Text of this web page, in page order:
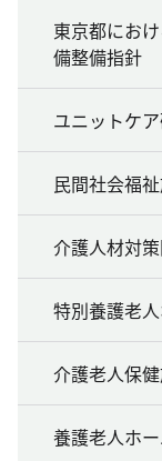
東京都にお
備整備指針
ユニットケ
民間社会福
介護人材対
特別養護老
介護老人保
養護老人ホ